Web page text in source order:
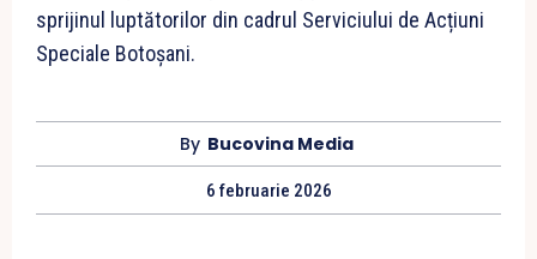
sprijinul luptătorilor din cadrul Serviciului de Acțiuni
Speciale Botoșani.
By Bucovina Media
6 februarie 2026